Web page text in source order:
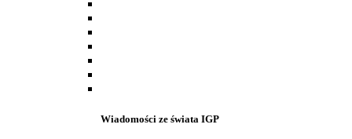
Wiadomości ze świata IGP